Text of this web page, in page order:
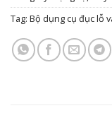
Tag: Bộ dụng cụ đục lỗ